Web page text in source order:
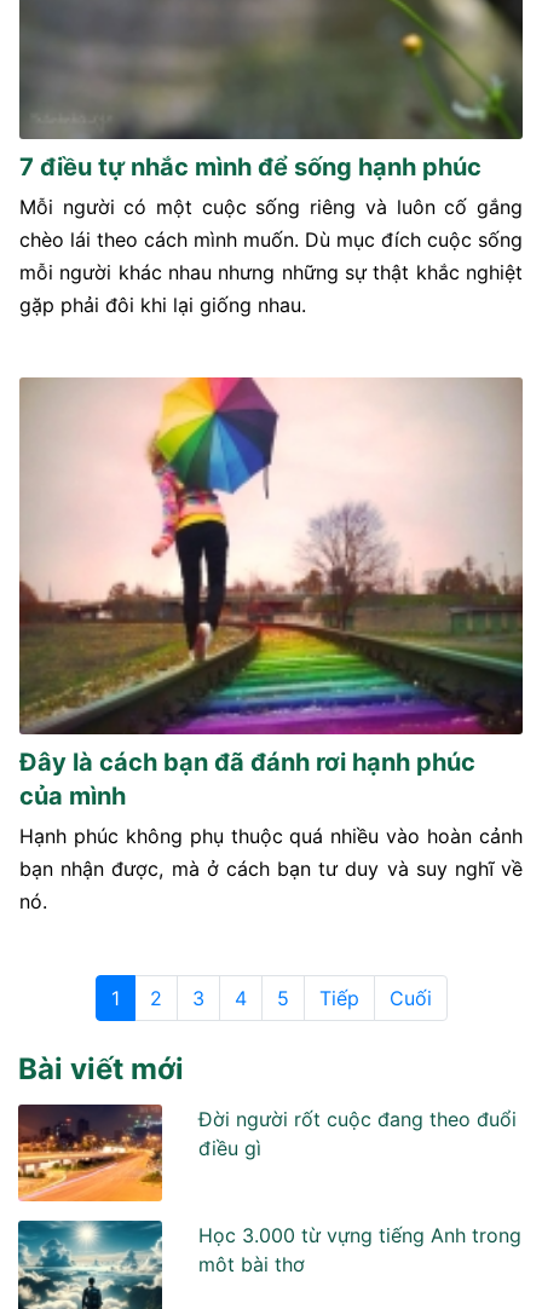
7 điều tự nhắc mình để sống hạnh phúc
Mỗi người có một cuộc sống riêng và luôn cố gắng
chèo lái theo cách mình muốn. Dù mục đích cuộc sống
mỗi người khác nhau nhưng những sự thật khắc nghiệt
gặp phải đôi khi lại giống nhau.
Đây là cách bạn đã đánh rơi hạnh phúc
của mình
Hạnh phúc không phụ thuộc quá nhiều vào hoàn cảnh
bạn nhận được, mà ở cách bạn tư duy và suy nghĩ về
nó.
1 2 3 4 5 Tiếp Cuối
Bài viết mới
Đời người rốt cuộc đang theo đuổi
điều gì
Học 3.000 từ vựng tiếng Anh trong
môt bài thơ